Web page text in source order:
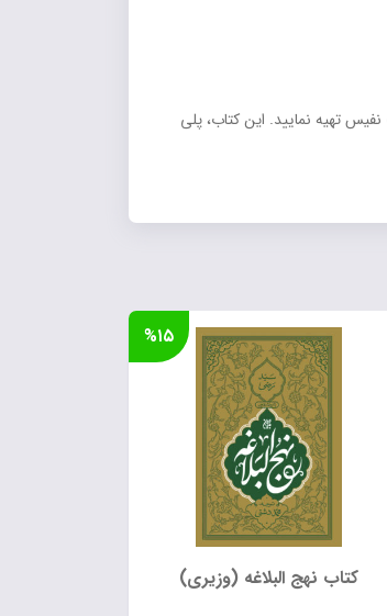
تهیه نمایید. این کتاب، پلی
کتاب نهج البلاغه (وزیری)
%۱۵